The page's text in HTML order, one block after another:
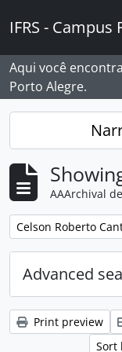
IFRS -
Aqui você
Porto Alegre.
AAArchival
Remove filter:
Celson Roberto
Advanced
Print preview
Sort